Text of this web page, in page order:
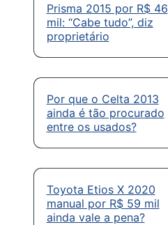
Prisma 2015 por R$ 46
mil: “Cabe tudo”, diz
proprietário
Por que o Celta 2013
ainda é tão procurado
entre os usados?
Toyota Etios X 2020
manual por R$ 59 mil
ainda vale a pena?